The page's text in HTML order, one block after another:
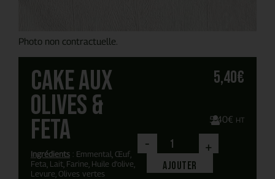
Photo non contractuelle.
Cake aux
olives &
feta
Ingrédients : Emmental, Œuf,
Feta, Lait, Farine, Huile d'olive,
Levure, Olives vertes
5,40€
5,40€ HT
- +
Ajouter